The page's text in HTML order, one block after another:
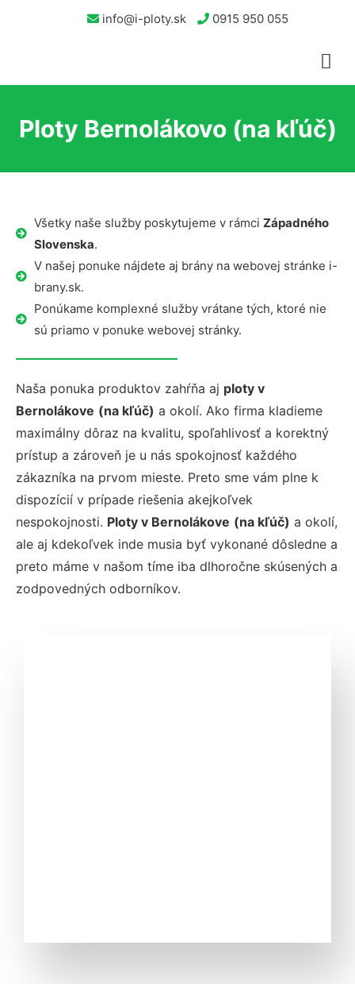
info@i-ploty.sk 0915 950 055
Ploty Bernolákovo (na kľúč)
Všetky naše služby poskytujeme v rámci Západného
Slovenska.
V našej ponuke nájdete aj brány na webovej stránke i-
brany.sk.
Ponúkame komplexné služby vrátane tých, ktoré nie
sú priamo v ponuke webovej stránky.
Naša ponuka produktov zahŕňa aj ploty v
Bernolákove (na kľúč) a okolí. Ako firma kladieme
maximálny dôraz na kvalitu, spoľahlivosť a korektný
prístup a zároveň je u nás spokojnosť každého
zákazníka na prvom mieste. Preto sme vám plne k
dispozícií v prípade riešenia akejkoľvek
nespokojnosti. Ploty v Bernolákove (na kľúč) a okolí,
ale aj kdekoľvek inde musia byť vykonané dôsledne a
preto máme v našom tíme iba dlhoročne skúsených a
zodpovedných odborníkov.